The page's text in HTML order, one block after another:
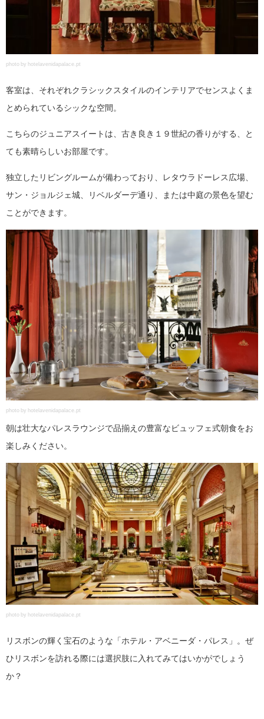
photo by hotelavenidapalace.pt
客室は、それぞれクラシックスタイルのインテリアでセンスよくま
とめられているシックな空間。
こちらのジュニアスイートは、古き良き１９世紀の香りがする、と
ても素晴らしいお部屋です。
独立したリビングルームが備わっており、レタウラドーレス広場、
サン・ジョルジェ城、リベルダーデ通り、または中庭の景色を望む
ことができます。
photo by hotelavenidapalace.pt
朝は壮大なパレスラウンジで品揃えの豊富なビュッフェ式朝食をお
楽しみください。
photo by hotelavenidapalace.pt
リスボンの輝く宝石のような「ホテル・アベニーダ・パレス」。ぜ
ひリスボンを訪れる際には選択肢に入れてみてはいかがでしょう
か？